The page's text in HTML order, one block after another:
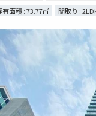
有面積 : 73.77㎡
間取り :